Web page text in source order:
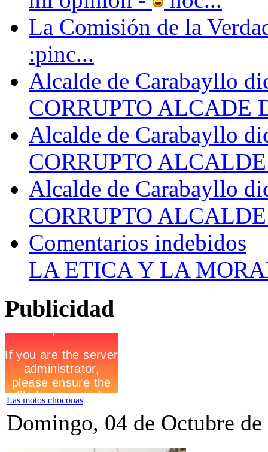
La Comisión de la
:pinc...
Alcalde de Carabayllo
CORRUPTO ALCADE
Alcalde de Carabayllo
CORRUPTO
Alcalde de Carabayllo
CORRUPTO
Comentarios indebidos
LA ETICA Y LA
Publicidad
Las motos choconas
Domingo, 04 de Octubre